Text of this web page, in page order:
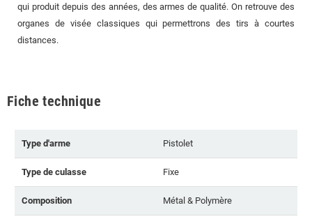
qui produit depuis des années, des armes de qualité. On retrouve des
organes de visée classiques qui permettrons des tirs à courtes
distances.
Fiche technique
Type d'arme Pistolet
Type de culasse Fixe
Composition Métal & Polymère